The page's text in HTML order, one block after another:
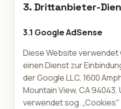
3. Drittanbieter-
3.1 Google AdSense
Diese Website verwendet
einen Dienst zur
der Google LLC, 1600
Mountain View, CA 94043,
verwendet sog.